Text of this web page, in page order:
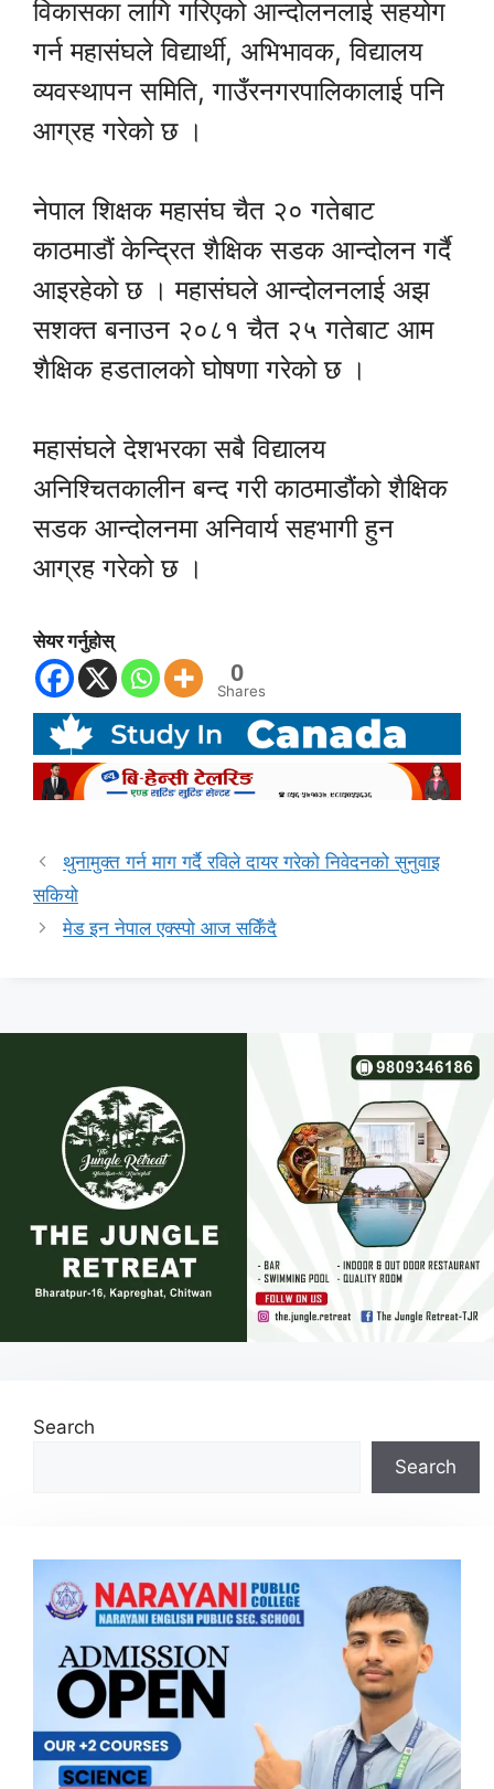
विकासका लागि गरिएको आन्दोलनलाई सहयोग
गर्न महासंघले विद्यार्थी, अभिभावक, विद्यालय
व्यवस्थापन समिति, गाउँरनगरपालिकालाई पनि
आग्रह गरेको छ ।
नेपाल शिक्षक महासंघ चैत २० गतेबाट
काठमाडौं केन्द्रित शैक्षिक सडक आन्दोलन गर्दै
आइरहेको छ । महासंघले आन्दोलनलाई अझ
सशक्त बनाउन २०८१ चैत २५ गतेबाट आम
शैक्षिक हडतालको घोषणा गरेको छ ।
महासंघले देशभरका सबै विद्यालय
अनिश्चितकालीन बन्द गरी काठमाडौंको शैक्षिक
सडक आन्दोलनमा अनिवार्य सहभागी हुन
आग्रह गरेको छ ।
सेयर गर्नुहोस्
0
Shares
थुनामुक्त गर्न माग गर्दै रविले दायर गरेको निवेदनको सुनुवाइ
सकियो
मेड इन नेपाल एक्स्पो आज सकिँदै
Search
Search